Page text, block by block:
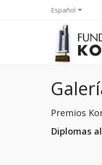
Español
Premios
Diplomas